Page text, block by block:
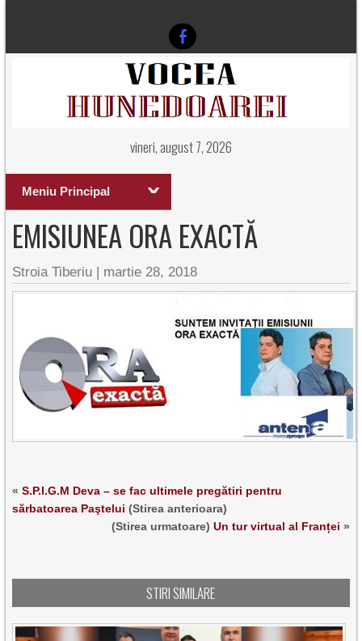
vineri, august 7, 2026
Meniu Principal
EMISIUNEA ORA EXACTĂ
Stroia Tiberiu | martie 28, 2018
«S.P.I.G.M Deva – se fac ultimele pregătiri pentru
sărbatoarea Paştelui (Stirea anterioara)
(Stirea urmatoare) Un tur virtual al Franței »
STIRI SIMILARE